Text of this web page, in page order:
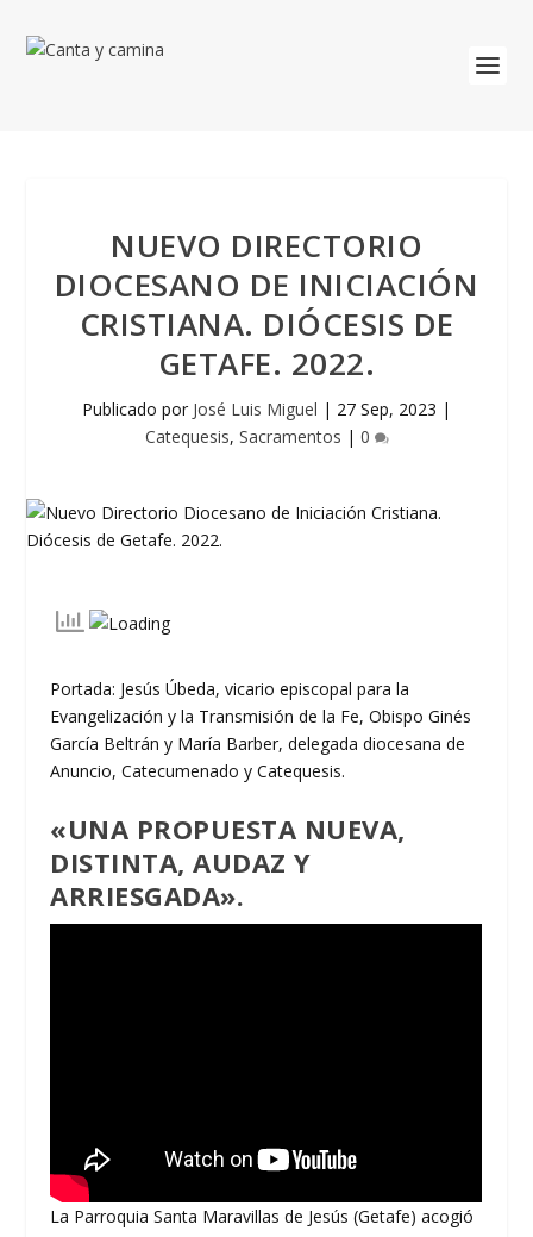
NUEVO DIRECTORIO
DIOCESANO DE INICIACIÓN
CRISTIANA. DIÓCESIS DE
GETAFE. 2022.
Publicado por José Luis Miguel | 27 Sep, 2023 |
Catequesis, Sacramentos | 0
Portada: Jesús Úbeda, vicario episcopal para la
Evangelización y la Transmisión de la Fe, Obispo Ginés
García Beltrán y María Barber, delegada diocesana de
Anuncio, Catecumenado y Catequesis.
«UNA PROPUESTA NUEVA,
DISTINTA, AUDAZ Y
ARRIESGADA».
La Parroquia Santa Maravillas de Jesús (Getafe) acogió